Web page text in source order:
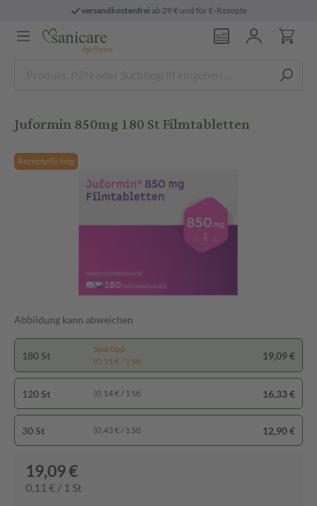
versandkostenfreiab 29 € und für E-Rezepte
Juformin 850mg 180 St Filmtabletten
Rezeptpflichtig
Abbildung kann abweichen
180 St
Spartipp
(0,11 € / 1 St)
19,09 €
120 St (0,14 € / 1 St) 16,33 €
30 St (0,43 € / 1 St) 12,90 €
19,09 €
0,11 € / 1 St